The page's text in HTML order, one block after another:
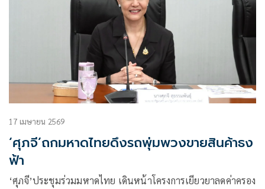
17 เมษายน 2569
‘ศุภจี’ถกมหาดไทยดึงรถพุ่มพวงขายสินค้าธง
ฟ้า
‘ศุภจี’ประชุมร่วมมหาดไทย เดินหน้าโครงการเยียวยาลดค่าครอง